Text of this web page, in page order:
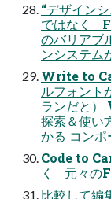
“デザイン
ではなく
のバリアブ
ンシステム
Write to
ルフォント
ランだと）
探索＆使い
かる コン
Code to
く 元々の
比較して編